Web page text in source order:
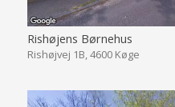
Rishøjens Børnehus
Rishøjvej 1B, 4600 Køge